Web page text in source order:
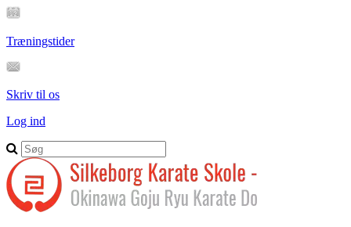
Træningstider
Skriv til os
Log ind